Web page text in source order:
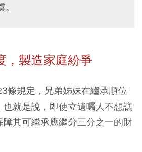
，製造家庭紛爭
條規定，兄弟姊妹在繼承順位
就是說，即使立遺囑人不想讓
其可繼承應繼分三分之一的財